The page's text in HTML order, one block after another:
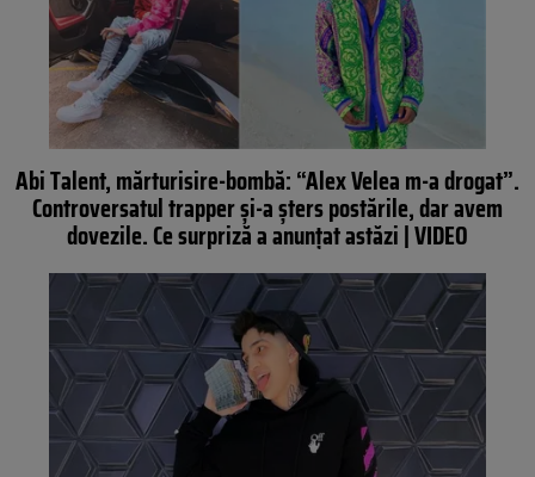
Abi Talent, mărturisire-bombă: “Alex Velea m-a drogat”.
Controversatul trapper și-a șters postările, dar avem
dovezile. Ce surpriză a anunțat astăzi | VIDEO